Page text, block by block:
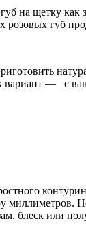
на щетку
губ
— с
блеск или